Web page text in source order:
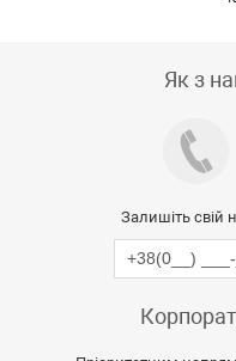
Як з
Залишіть